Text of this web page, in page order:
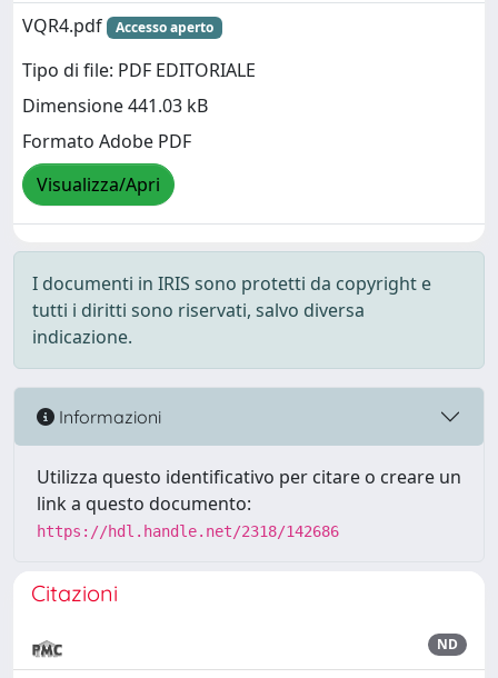
VQR4.pdf
Accesso aperto
Tipo di file: PDF EDITORIALE
Dimensione 441.03 kB
Formato Adobe PDF
Visualizza/Apri
I documenti in IRIS sono protetti da copyright e
tutti i diritti sono riservati, salvo diversa
indicazione.
Informazioni
Utilizza questo identificativo per citare o creare un
link a questo documento:
https://hdl.handle.net/2318/142686
Citazioni
ND